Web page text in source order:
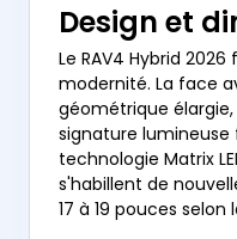
Design et
Le RAV4 Hybrid
modernité. La face
géométrique
signature
technologie Matrix
s'habillent de
17 à 19 pouces